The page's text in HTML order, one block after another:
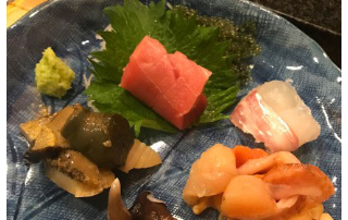
予報士 hiro.
banpaku
Mr.K
chappy
Romisea